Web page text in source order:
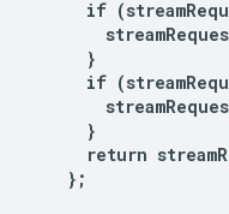
if
      }
if
      }
return
    };